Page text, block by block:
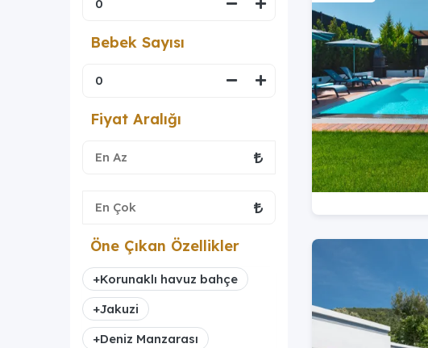
Bebek Sayısı
Fiyat Aralığı
Öne Çıkan Özellikler
+Korunaklı havuz bahçe
+Jakuzi
+Deniz Manzarası